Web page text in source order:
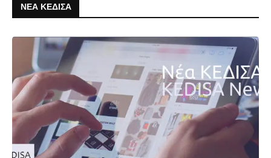
ΝΕΑ ΚΕΔΙΣΑ